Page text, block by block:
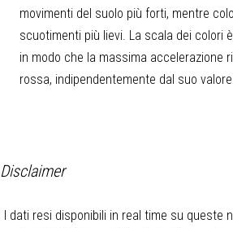
movimenti del suolo più forti, mentre
scuotimenti più lievi. La scala dei colori
in modo che la massima accelerazione
rossa, indipendentemente dal suo valore.
Disclaimer
I dati resi disponibili in real time su queste